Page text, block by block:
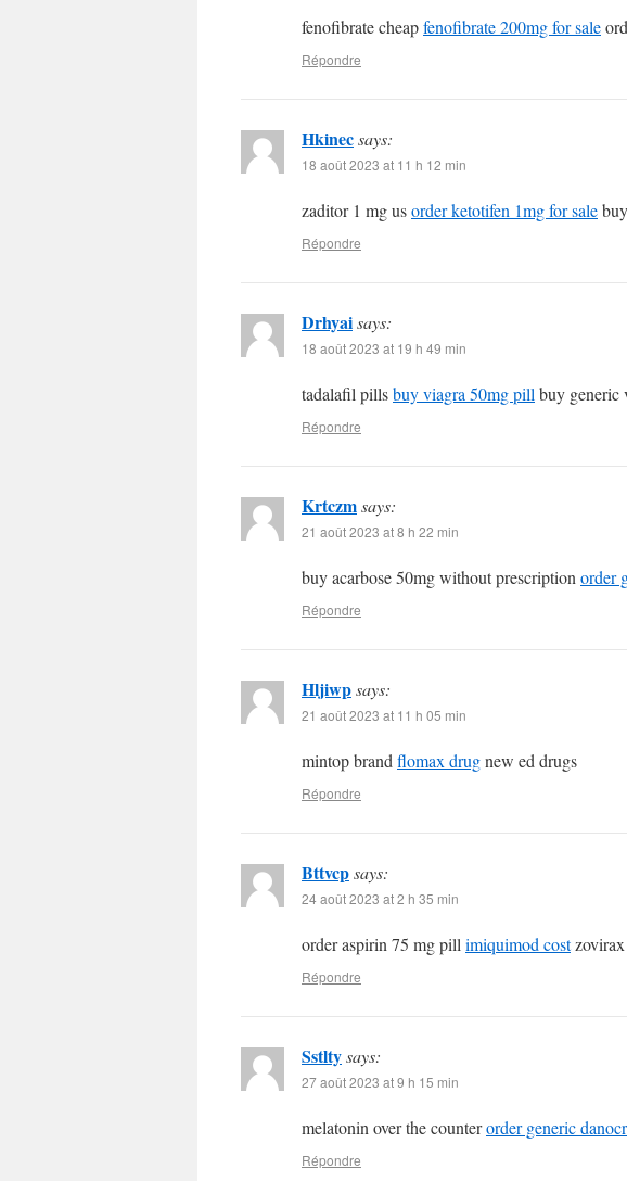
fenofibrate cheapfenofibrate 200mg for sale
Répondre
Hkinecsays:
18 août 2023 at 11 h 12 min
zaditor 1 mg usorder ketotifen 1mg for sale
Répondre
Drhyaisays:
18 août 2023 at 19 h 49 min
tadalafil pillsbuy viagra 50mg pill buy generic
Répondre
Krtczmsays:
21 août 2023 at 8 h 22 min
buy acarbose 50mg without prescription order
Répondre
Hljiwpsays:
21 août 2023 at 11 h 05 min
mintop brand flomax drugnew ed drugs
Répondre
Bttvcpsays:
24 août 2023 at 2 h 35 min
order aspirin 75 mg pill imiquimod costzovirax
Répondre
Sstltysays:
27 août 2023 at 9 h 15 min
melatonin over the counterorder generic
Répondre